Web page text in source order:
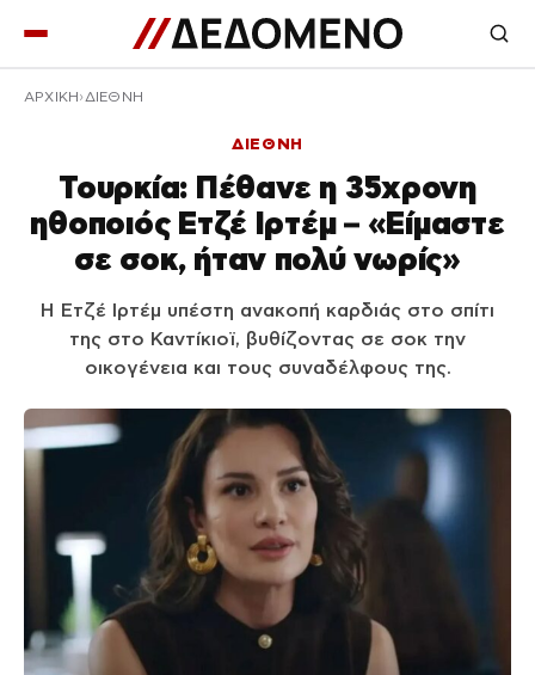
ΑΡΧΙΚΉ ΔΙΕΘΝΗ
ΔΙΕΘΝΗ
Τουρκία: Πέθανε η 35χρονη
ηθοποιός Ετζέ Ιρτέμ – «Είμαστε
σε σοκ, ήταν πολύ νωρίς»
Η Ετζέ Ιρτέμ υπέστη ανακοπή καρδιάς στο σπίτι
της στο Καντίκιοϊ, βυθίζοντας σε σοκ την
οικογένεια και τους συναδέλφους της.